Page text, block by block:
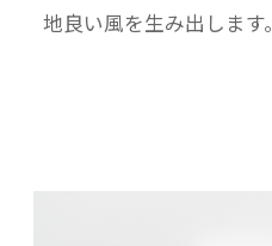
地良い風を生み出します。